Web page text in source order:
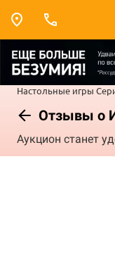
Настольные игры
Отзывы о
Аукцион станет